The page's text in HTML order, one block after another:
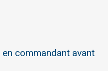
en commandant avant